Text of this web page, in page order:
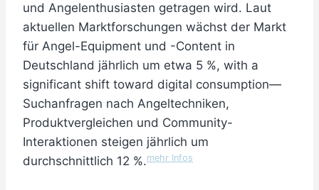
und Angelenthusiasten getragen wird. Laut
aktuellen Marktforschungen wächst der Markt
für Angel-Equipment und -Content in
Deutschland jährlich um etwa 5 %, with a
significant shift toward digital consumption—
Suchanfragen nach Angeltechniken,
Produktvergleichen und Community-
Interaktionen steigen jährlich um
durchschnittlich 12 %.mehr Infos